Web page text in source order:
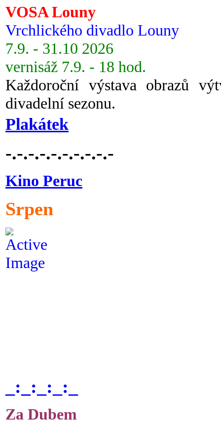
VOSA Louny
Vrchlického divadlo Louny
7.9. - 31.10 2026
vernisáž 7.9. - 18 hod.
Každoroční výstava obrazů
divadelní sezonu.
Plakátek
-.-.-.-.-.-.-.-.-.-
Kino Peruc
Srpen
_:_:_:_:_
Za Dubem